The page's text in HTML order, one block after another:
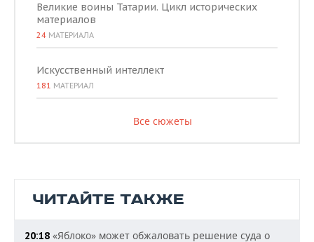
Великие воины Татарии. Цикл исторических
материалов
24 МАТЕРИАЛА
Искусственный интеллект
181 МАТЕРИАЛ
Все сюжеты
ЧИТАЙТЕ ТАКЖЕ
20:18 «Яблоко» может обжаловать решение суда о